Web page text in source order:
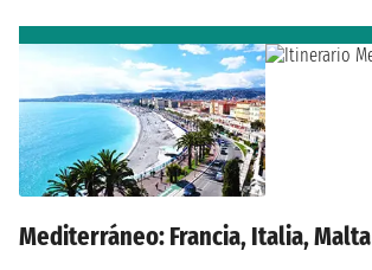
Mediterráneo: Francia, Italia, Malta